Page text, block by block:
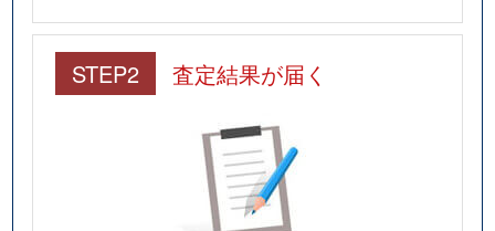
STEP2 査定結果が届く